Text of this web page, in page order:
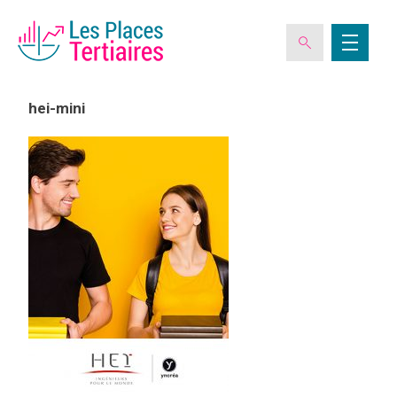
L’ASSOCIATION
LES CLUBS DES PLACES TERTIAIRES
VERIQUALIS
EVÉNEMENTS
hei-mini